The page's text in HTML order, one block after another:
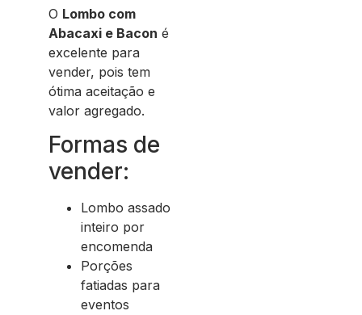
O Lombo com
Abacaxi e Bacon é
excelente para
vender, pois tem
ótima aceitação e
valor agregado.
Formas de
vender:
Lombo assado
inteiro por
encomenda
Porções
fatiadas para
eventos